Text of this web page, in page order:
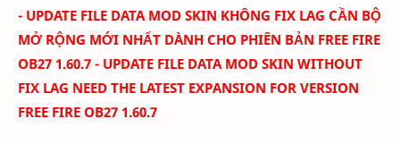
- UPDATE FILE DATA MOD SKIN KHÔNG FIX LAG CẦN BỘ
MỞ RỘNG MỚI NHẤT DÀNH CHO PHIÊN BẢN FREE FIRE
OB27 1.60.7 - UPDATE FILE DATA MOD SKIN WITHOUT
FIX LAG NEED THE LATEST EXPANSION FOR VERSION
FREE FIRE OB27 1.60.7